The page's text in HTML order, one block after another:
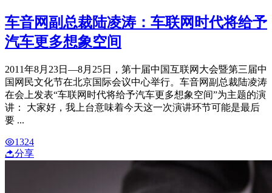
车音网副总裁陆凌涛：车联网时代将给予
汽车更多想象空间
2011年8月23日—8月25日，第十届中国互联网大会暨第三届中
国网民文化节在北京国际会议中心举行。车音网副总裁陆凌涛
在会上发表“车联网时代将给予汽车更多想象空间”为主题的演
讲： 大家好，我上台意味着今天这一次演讲环节可能是最后
要 ...
1324
分享